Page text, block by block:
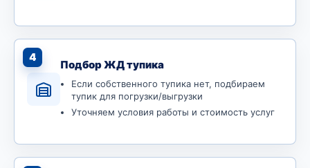
4
Подбор ЖД тупика
Если собственного тупика нет, подбираем
тупик для погрузки/выгрузки
Уточняем условия работы и стоимость услуг